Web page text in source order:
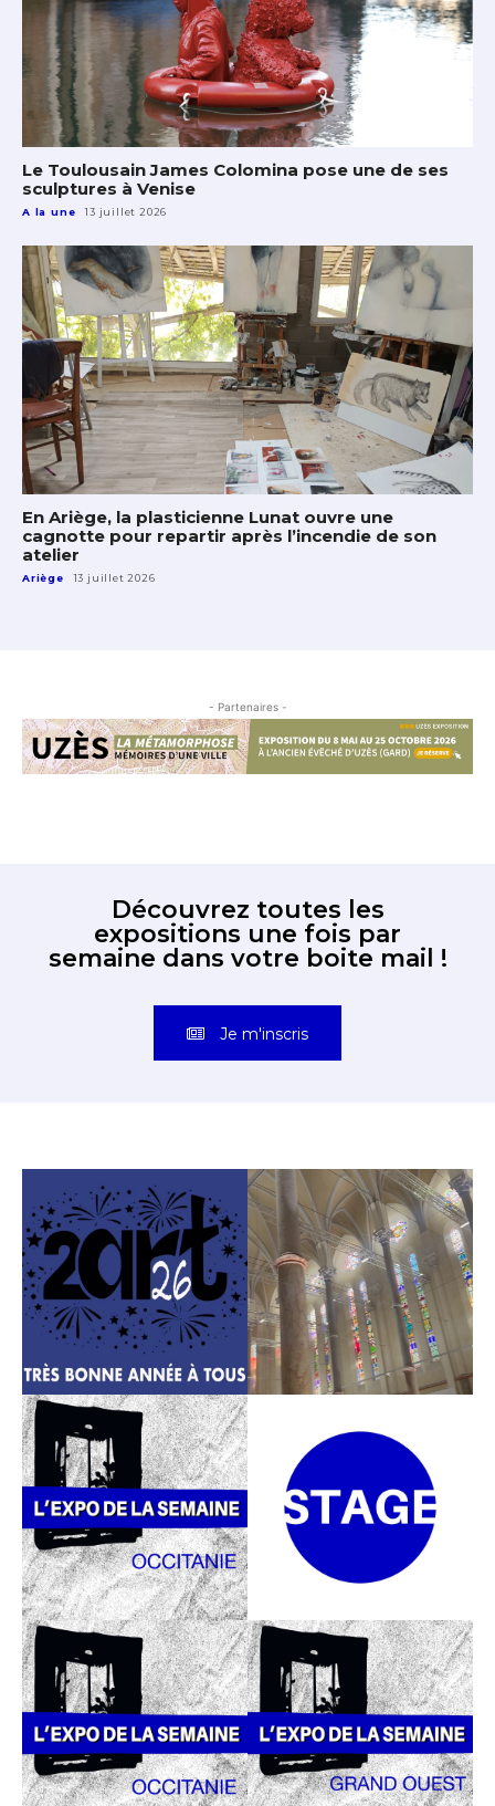
Le Toulousain James Colomina pose une de ses
sculptures à Venise
A la une 13 juillet 2026
En Ariège, la plasticienne Lunat ouvre une
cagnotte pour repartir après l’incendie de son
atelier
Ariège 13 juillet 2026
- Partenaires -
Découvrez toutes les
expositions une fois par
semaine dans votre boite mail !
Je m'inscris